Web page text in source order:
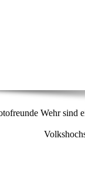
Wehr sind